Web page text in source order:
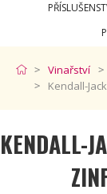
Vinařství
Kendall-
KENDALL-